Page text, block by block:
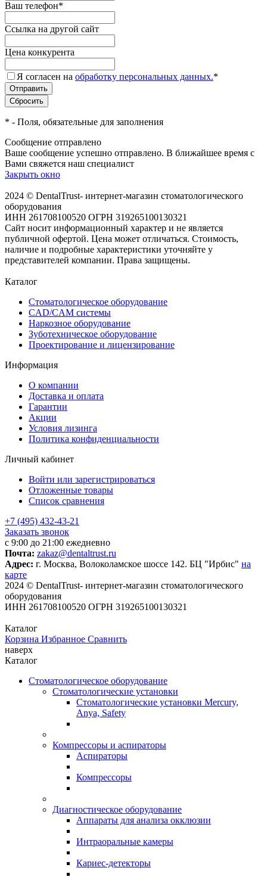
Ваш телефон*
Ссылка на другой сайт
Цена конкурента
Я согласен на обработку персональных данных.*
* - Поля, обязательные для заполнения
Сообщение отправлено
Ваше сообщение успешно отправлено. В ближайшее время с
Вами свяжется наш специалист
Закрыть окно
2024 © DentalTrust- интернет-магазин стоматологического
оборудования
ИНН 261708100520 ОГРН 319265100130321
Сайт носит информационный характер и не является
публичной офертой. Цена может отличаться. Стоимость,
наличие и подробные характеристики уточняйте у
представителей компании. Права защищены.
Каталог
Стоматологическое оборудование
CAD/CAM системы
Наркозное оборудование
Зуботехническое оборудование
Проектирование и лицензирование
Информация
О компании
Доставка и оплата
Гарантии
Акции
Условия лизинга
Политика конфиденциальности
Личный кабинет
Войти или зарегистрироваться
Отложенные товары
Список сравнения
+7 (495) 432-43-21
Заказать звонок
с 9:00 до 21:00 ежедневно
Почта: zakaz@dentaltrust.ru
Адрес: г. Москва, Волоколамское шоссе 142. БЦ "Ирбис" на
карте
2024 © DentalTrust- интернет-магазин стоматологического
оборудования
ИНН 261708100520 ОГРН 319265100130321
Каталог
Корзина Избранное Сравнить
наверх
Каталог
Стоматологическое оборудование
Стоматологические установки
Стоматологические установки Mercury,
Anya, Safety
Компрессоры и аспираторы
Аспираторы
Компрессоры
Диагностическое оборудование
Аппараты для анализа окклюзии
Интраоральные камеры
Кариес-детекторы